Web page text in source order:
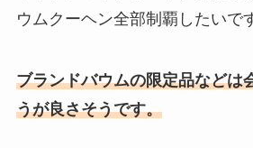
ウムクーヘン全部制覇したいで
ブランドバウムの限定品などは
うが良さそうです。